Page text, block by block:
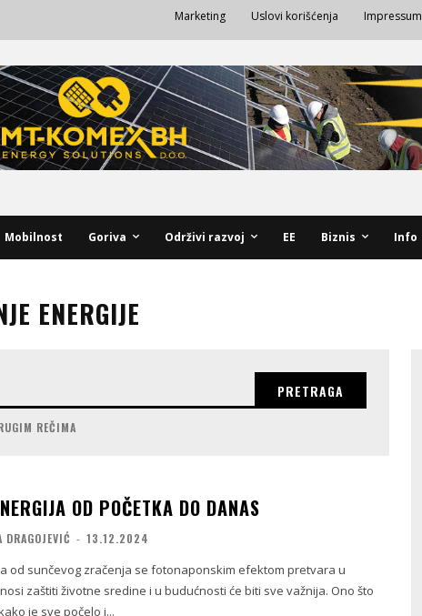
Marketing Uslovi korišćenja Impressum
Mobilnost Goriva Održivi razvoj EE Biznis Info
ENERGIJE
PRETRAGA
REČIMA
OD POČETKA DO DANAS
DRAGOJEVIĆ - 13.12.2024
od sunčevog zračenja se fotonaponskim efektom pretvara u
zaštiti životne sredine i u budućnosti će biti sve važnija. Ono što
je sve počelo i...